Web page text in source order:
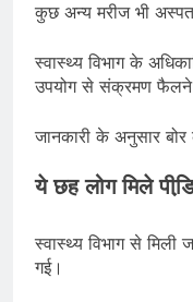
कुछ अन्य मरीज भी
स्वास्थ्य विभाग के
उपयोग से संक्रमण फैलने
जानकारी के अनुसार बोर
ये छह लोग मिले
स्वास्थ्य विभाग से
गई।